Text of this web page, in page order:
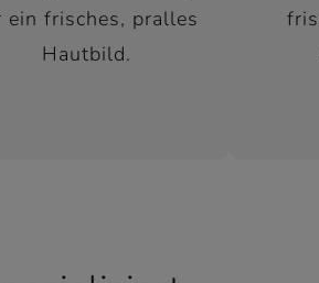
ein frisches, pralles
Hautbild.